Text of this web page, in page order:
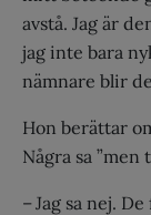
avstå. Jag är
jag inte bara
nämnare blir
Hon berättar
Några sa ”men
– Jag sa nej.